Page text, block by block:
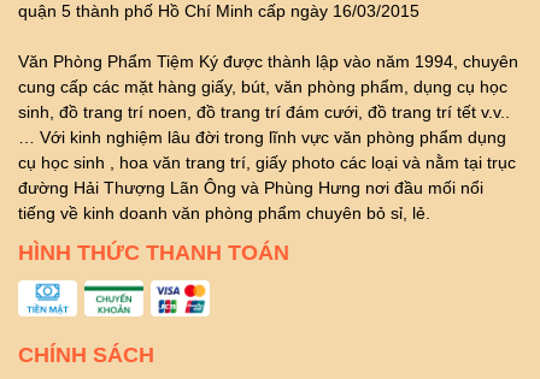
quận 5 thành phố Hồ Chí Minh cấp ngày 16/03/2015
Văn Phòng Phẩm Tiệm Ký được thành lập vào năm 1994, chuyên
cung cấp các mặt hàng giấy, bút, văn phòng phẩm, dụng cụ học
sinh, đồ trang trí noen, đồ trang trí đám cưới, đồ trang trí tết v.v..
… Với kinh nghiệm lâu đời trong lĩnh vực văn phòng phẩm dụng
cụ học sinh , hoa văn trang trí, giấy photo các loại và nằm tại trục
đường Hải Thượng Lãn Ông và Phùng Hưng nơi đầu mối nổi
tiếng về kinh doanh văn phòng phẩm chuyên bỏ sỉ, lẻ.
HÌNH THỨC THANH TOÁN
CHÍNH SÁCH